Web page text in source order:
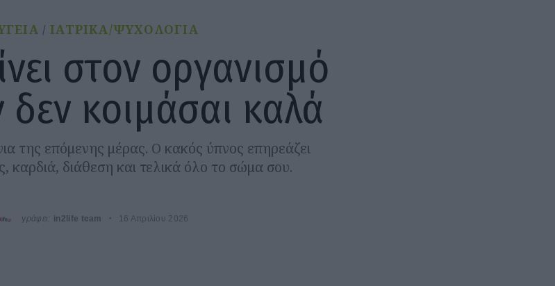
ΙΑΤΡΙΚΑ/ΨΥΧΟΛΟΓΙΑ
στον οργανισμό
κοιμάσαι καλά
της επόμενης μέρας. Ο κακός ύπνος επηρεάζει
καρδιά, διάθεση και τελικά όλο το σώμα σου.
γράφει: in2life team 16 Απριλίου 2026